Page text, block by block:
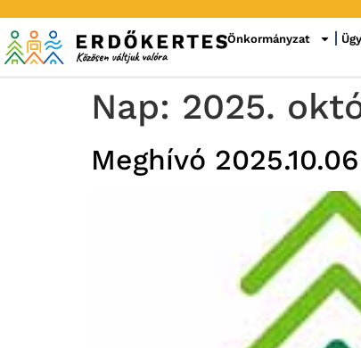
Önkormányzat
Nap: 2025.
Meghívó